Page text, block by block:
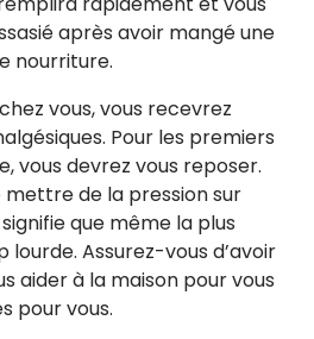
après avoir mangé une
nourriture.
vous, vous recevrez
Pour les premiers
vous devrez vous reposer.
de la pression sur
que même la plus
Assurez-vous d’avoir
aider à la maison pour vous
pour vous.